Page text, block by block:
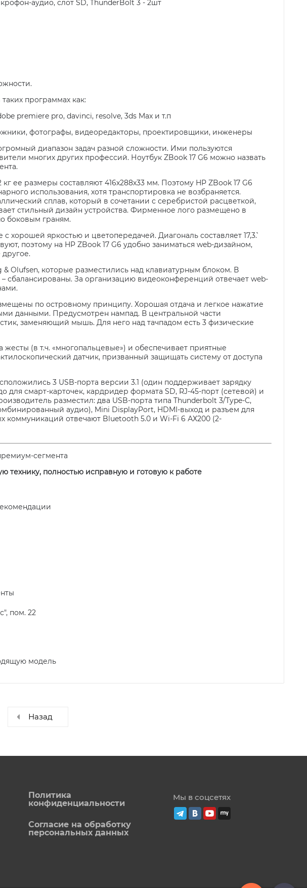
аудио, слот SD, ThunderBolt 3 - 2шт
программах как:
premiere pro, davinci, resolve, 3ds Max и т.п
фотографы, видеоредакторы, проектировщики, инженеры
диапазон задач разной сложности. Ими пользуются
многих других профессий. Ноутбук ZBook 17 G6 можно назвать
ее размеры составляют 416х288х33 мм. Поэтому HP ZBook 17 G6
использования, хотя транспортировка не возбраняется.
сплав, который в сочетании с серебристой расцветкой,
стильный дизайн устройства. Фирменное лого размещено в
боковым граням.
яркостью и цветопередачей. Диагональ составляет 17,3``.
поэтому на HP ZBook 17 G6 удобно заниматься web-дизайном,
Olufsen, которые разместились над клавиатурным блоком. В
сбалансированы. За организацию видеоконференций отвечает web-
по островному принципу. Хорошая отдача и легкое нажатие
данными. Предусмотрен нампад. В центральной части
заменяющий мышь. Для него над тачпадом есть 3 физические
(в т.ч. «многопальцевые») и обеспечивает приятные
датчик, призванный защищать систему от доступа
3 USB-порта версии 3.1 (один поддерживает зарядку
для смарт-карточек, кардридер формата SD, RJ-45-порт (сетевой) и
разместил: два USB-порта типа Thunderbolt 3/Type-C,
аудио), Mini DisplayPort, HDMI-выход и разъем для
коммуникаций отвечают Bluetooth 5.0 и Wi-Fi 6 АХ200 (2-
сегмента
технику, полностью исправную и готовую к работе
пом. 22
модель
Назад
Политика
конфиденциальности
Согласие на обработку
персональных данных
Мы в соцсетях